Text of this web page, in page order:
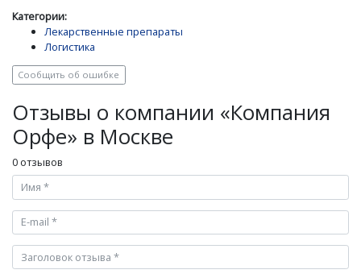
Категории:
Лекарственные препараты
Логистика
Сообщить об ошибке
Отзывы о компании «Компания
Орфе» в Москве
0 отзывов